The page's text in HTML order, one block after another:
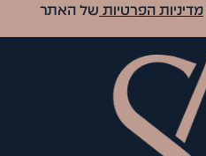
מדיניות הפרטיות של האתר